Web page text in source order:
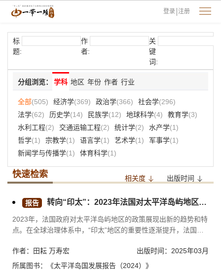
登录 注册
标
题:
作
者:
关
键
词:
分组浏览： 学科 地区 年份 作者 行业
全部(505) 经济学(369) 政治学(366) 社会学(296)
法学(62) 历史学(14) 民族学(12) 地球科学(4) 教育学(3)
水利工程(2) 交通运输工程(2) 统计学(2) 水产学(1)
哲学(1) 宗教学(1) 语言学(1) 艺术学(1) 军事学(1)
新闻学与传播学(1) 体育科学(1)
快速检索 相关度 出版时间
报告 转向“印太”：2023年法国对太平洋岛屿地区政策评析
2023年，法国政府对太平洋岛屿地区的政策展现出新的趋势和特
点。在全球治理体系中，“印太”地区的重要性逐渐提升，法国通
策重点在于维护其海外领土的利益，同时关注气候变化、生物多
样性保护等政治性领域，以提升软实力和国际形象。通过外交、
出版时间：2025年03月
作者：田耘 万寿宏
所属图书：
《太平洋岛国发展报告（2024）》